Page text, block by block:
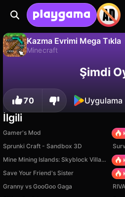
Kazma Evrimi Mega Tıkla
Minecraft
İlerlemeyi kaydet!
Şimdi
70 Uygulama
İlgili
Gamer's Mod
TB
Sprunki Craft - Sandbox 3D
Mine Mining Islands: Skyblock Village!
Save Your Friend's Sister
Granny vs GooGoo Gaga